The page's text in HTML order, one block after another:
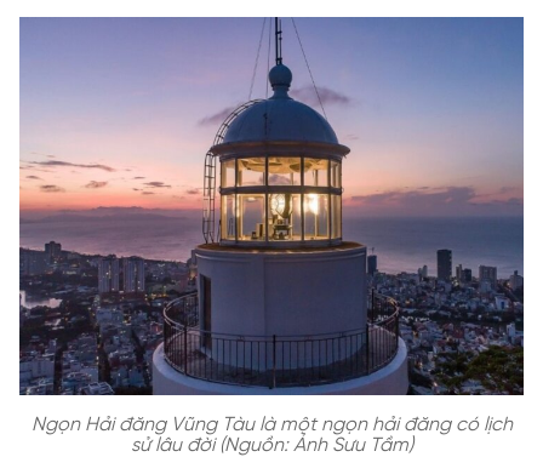
Ngọn Hải đăng Vũng Tàu là một ngọn hải đăng có lịch
sử lâu đời (Nguồn: Ảnh Sưu Tầm)